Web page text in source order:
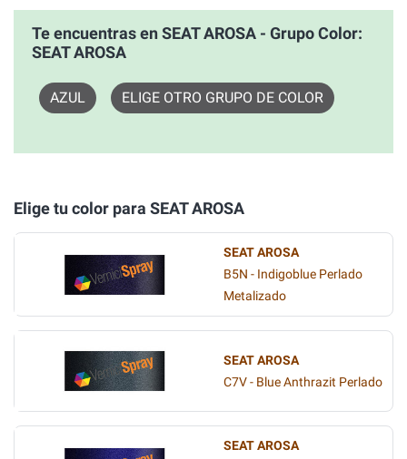
Te encuentras en SEAT AROSA - Grupo Color:
SEAT AROSA
AZUL ELIGE OTRO GRUPO DE COLOR
Elige tu color para SEAT AROSA
SEAT AROSA
B5N - Indigoblue Perlado
Metalizado
SEAT AROSA
C7V - Blue Anthrazit Perlado
SEAT AROSA